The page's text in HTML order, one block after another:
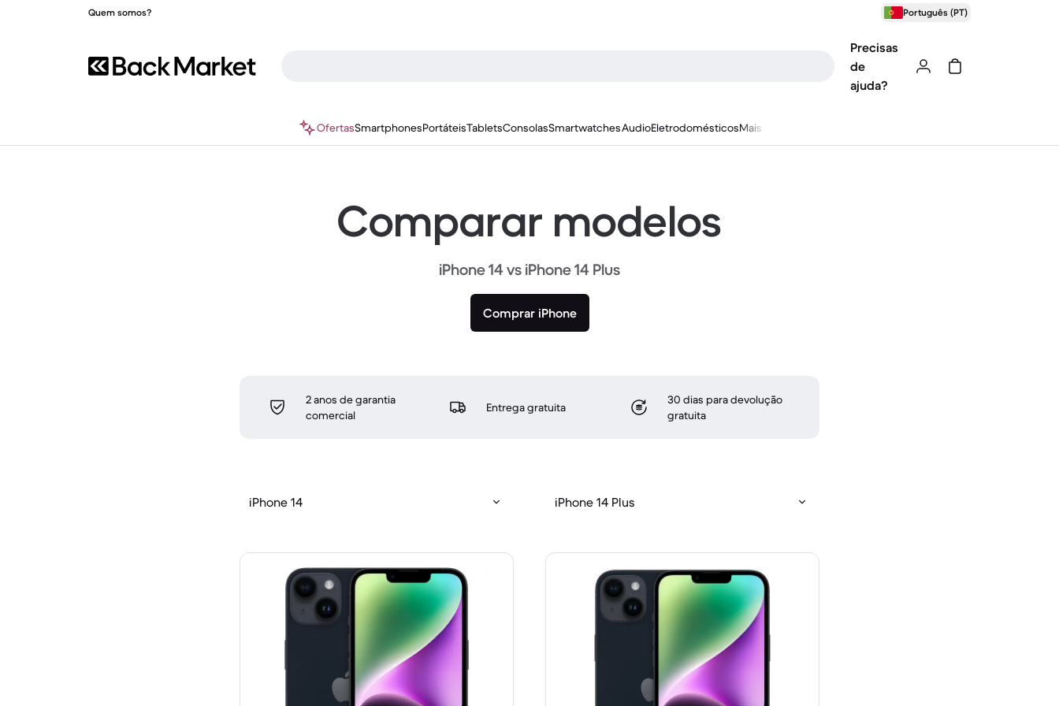
Quem somos? Português (PT)
Precisas
de
ajuda?
OfertasSmartphonesPortáteisTabletsConsolasSmartwatchesAudioEletrodomésticosMais
Comparar modelos
iPhone 14 vs iPhone 14 Plus
Comprar iPhone
2 anos de garantia
comercial
Entrega gratuita
30 dias para devolução
gratuita
iPhone 14 iPhone 14 Plus